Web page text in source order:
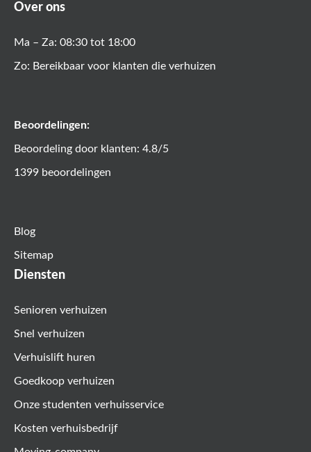
Over ons
Ma – Za: 08:30 tot 18:00
Zo: Bereikbaar voor klanten die verhuizen
Beoordelingen:
Beoordeling door klanten: 4.8/5
1399 beoordelingen
Blog
Sitemap
Diensten
Senioren verhuizen
Snel verhuizen
Verhuislift huren
Goedkoop verhuizen
Onze studenten verhuisservice
Kosten verhuisbedrijf